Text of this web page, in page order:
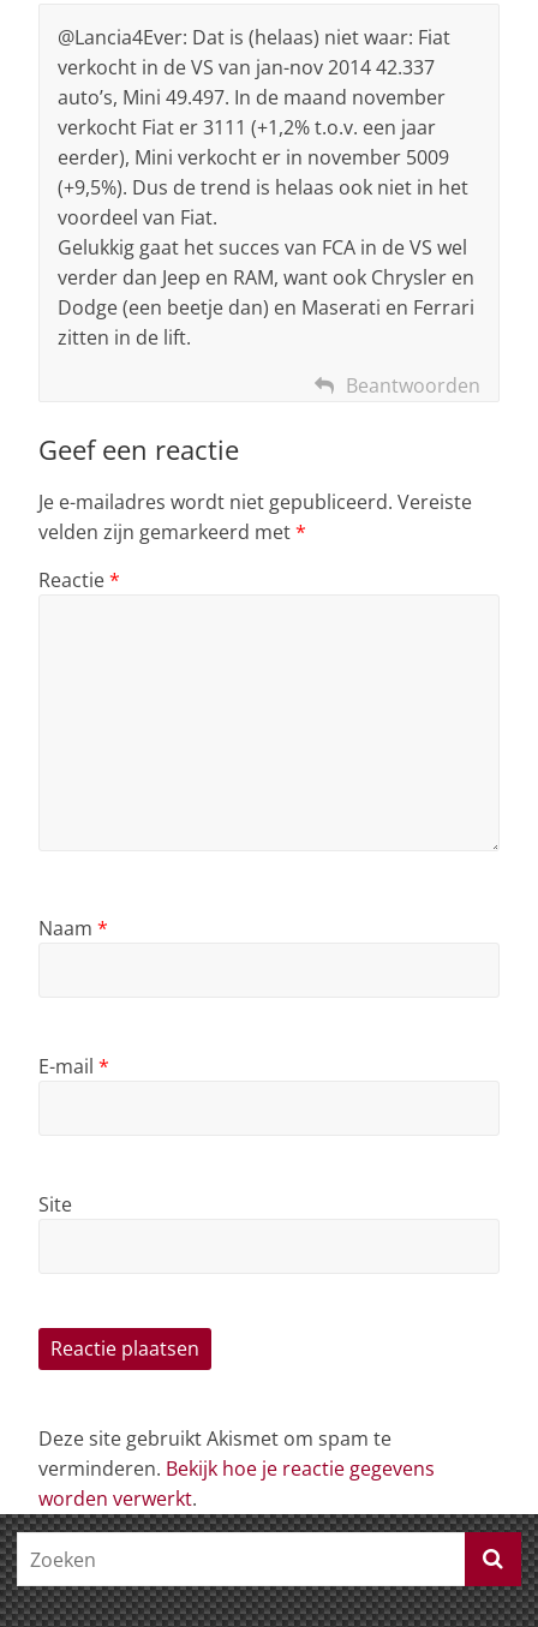
@Lancia4Ever: Dat is (helaas) niet waar: Fiat
verkocht in de VS van jan-nov 2014 42.337
auto’s, Mini 49.497. In de maand november
verkocht Fiat er 3111 (+1,2% t.o.v. een jaar
eerder), Mini verkocht er in november 5009
(+9,5%). Dus de trend is helaas ook niet in het
voordeel van Fiat.
Gelukkig gaat het succes van FCA in de VS wel
verder dan Jeep en RAM, want ook Chrysler en
Dodge (een beetje dan) en Maserati en Ferrari
zitten in de lift.
Beantwoorden
Geef een reactie
Je e-mailadres wordt niet gepubliceerd. Vereiste
velden zijn gemarkeerd met*
Reactie*
Naam *
E-mail *
Site
Deze site gebruikt Akismet om spam te
verminderen. Bekijk hoe je reactie gegevens
worden verwerkt.